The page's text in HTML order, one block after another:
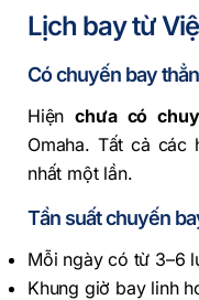
Lịch bay từ
Có chuyến bay
Hiệnchưa có
Omaha. Tất cả các
nhất một lần.
Tần suất chuyến
Mỗi ngày có từ 3–6
Khung giờ bay linh